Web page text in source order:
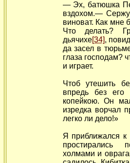
— Эх, батюшка
вздохом.—
виноват. Как мне
Что делать?
дьячихе[34],
да засел в
глаза господам?
и играет.
Чтоб утешить
впредь без его
копейкою. Он
изредка ворчал
легко ли дело!»
Я приближался к
простирались
холмами и